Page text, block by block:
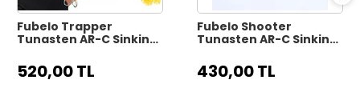
Fubelo Trapper
Tungsten AR-C Sinking
- Yellow Killer
520,00 TL
Fubelo Shooter
Tungsten AR-C Sinking
Mor Kafa
430,00 TL